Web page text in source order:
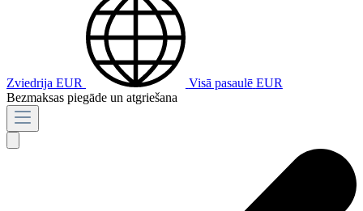
Zviedrija EUR Visā pasaulē EUR
Bezmaksas piegāde un atgriešana